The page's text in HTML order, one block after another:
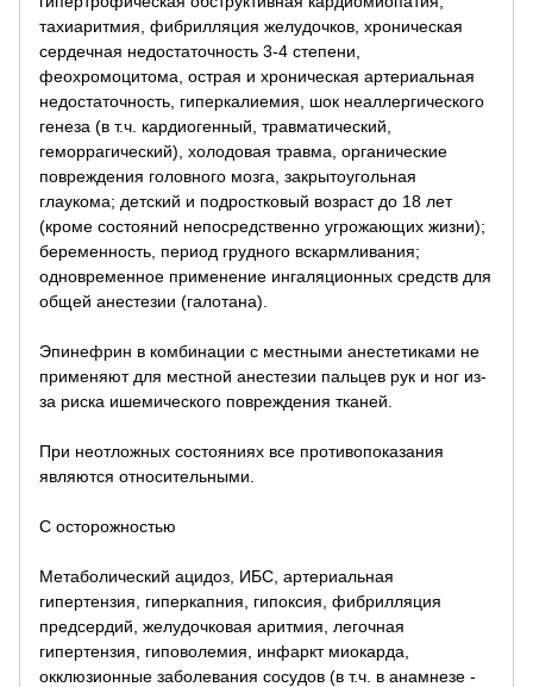
тахиаритмия, фибрилляция желудочков, хроническая
сердечная недостаточность 3-4 степени,
феохромоцитома, острая и хроническая артериальная
недостаточность, гиперкалиемия, шок неаллергического
генеза (в т.ч. кардиогенный, травматический,
геморрагический), холодовая травма, органические
повреждения головного мозга, закрытоугольная
глаукома; детский и подростковый возраст до 18 лет
(кроме состояний непосредственно угрожающих жизни);
беременность, период грудного вскармливания;
одновременное применение ингаляционных средств для
общей анестезии (галотана).
Эпинефрин в комбинации с местными анестетиками не
применяют для местной анестезии пальцев рук и ног из-
за риска ишемического повреждения тканей.
При неотложных состояниях все противопоказания
являются относительными.
С осторожностью
Метаболический ацидоз, ИБС, артериальная
гипертензия, гиперкапния, гипоксия, фибрилляция
предсердий, желудочковая аритмия, легочная
гипертензия, гиповолемия, инфаркт миокарда,
окклюзионные заболевания сосудов (в т.ч. в анамнезе -